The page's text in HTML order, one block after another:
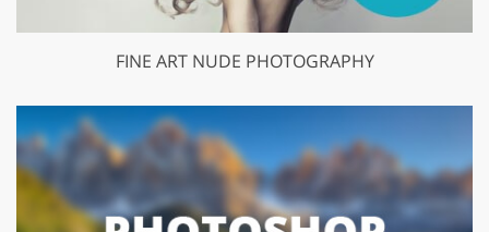
FINE ART NUDE PHOTOGRAPHY